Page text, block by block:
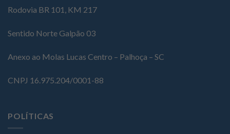
Rodovia BR 101, KM 217
Sentido Norte Galpão 03
Anexo ao Molas Lucas Centro – Palhoça – SC
CNPJ 16.975.204/0001-88
POLÍTICAS